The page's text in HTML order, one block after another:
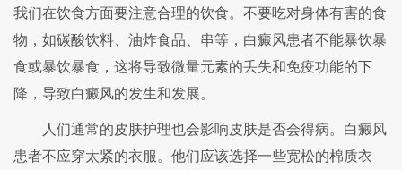
我们在饮食方面要注意合理的饮食。不要吃对身体有害的食
物，如碳酸饮料、油炸食品、串等，白癜风患者不能暴饮暴
食或暴饮暴食，这将导致微量元素的丢失和免疫功能的下
降，导致白癜风的发生和发展。
人们通常的皮肤护理也会影响皮肤是否会得病。白癜风
患者不应穿太紧的衣服。他们应该选择一些宽松的棉质衣